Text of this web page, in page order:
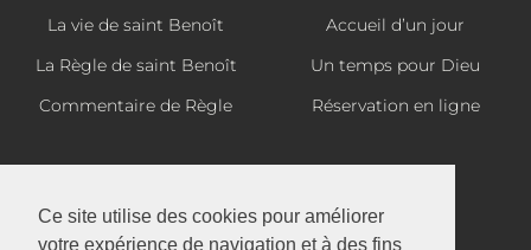
Ce site utilise des cookies pour améliorer
votre expérience de navigation et à des fins
La vie de saint Benoît
La Règle de saint Benoît
Commentaire de Règle
Accueil d’un jour
Un temps pour Dieu
Réservation en ligne
La boutique d'En Calcat